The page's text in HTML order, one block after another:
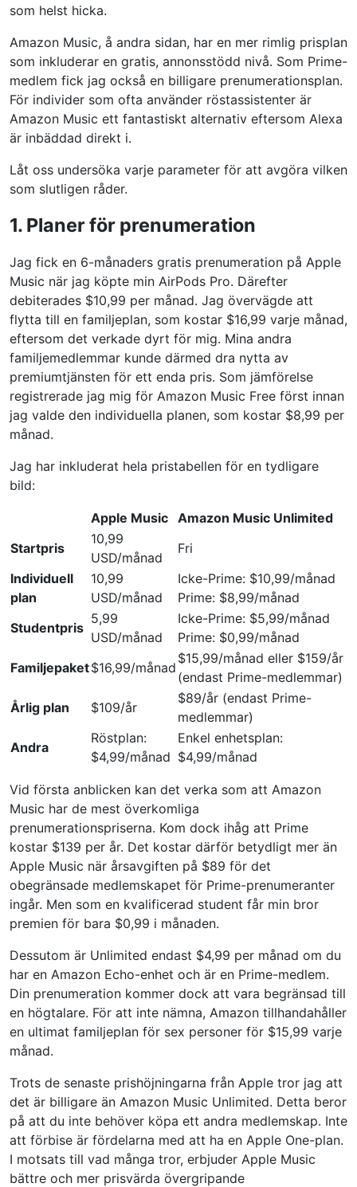
som helst hicka.
Amazon Music, å andra sidan, har en mer rimlig prisplan
som inkluderar en gratis, annonsstödd nivå. Som Prime-
medlem fick jag också en billigare prenumerationsplan.
För individer som ofta använder röstassistenter är
Amazon Music ett fantastiskt alternativ eftersom Alexa
är inbäddad direkt i.
Låt oss undersöka varje parameter för att avgöra vilken
som slutligen råder.
1. Planer för prenumeration
Jag fick en 6-månaders gratis prenumeration på Apple
Music när jag köpte min AirPods Pro. Därefter
debiterades $10,99 per månad. Jag övervägde att
flytta till en familjeplan, som kostar $16,99 varje månad,
eftersom det verkade dyrt för mig. Mina andra
familjemedlemmar kunde därmed dra nytta av
premiumtjänsten för ett enda pris. Som jämförelse
registrerade jag mig för Amazon Music Free först innan
jag valde den individuella planen, som kostar $8,99 per
månad.
Jag har inkluderat hela pristabellen för en tydligare
bild:
Apple Music Amazon Music Unlimited
Startpris
10,99
USD/månad
Fri
Individuell
plan
10,99
USD/månad
Icke-Prime: $10,99/månad
Prime: $8,99/månad
Studentpris
5,99
USD/månad
Icke-Prime: $5,99/månad
Prime: $0,99/månad
Familjepaket$16,99/månad
$15,99/månad eller $159/år
(endast Prime-medlemmar)
Årlig plan
$109/år
$89/år (endast Prime-
medlemmar)
Andra
Röstplan:
$4,99/månad
Enkel enhetsplan:
$4,99/månad
Vid första anblicken kan det verka som att Amazon
Music har de mest överkomliga
prenumerationspriserna. Kom dock ihåg att Prime
kostar $139 per år. Det kostar därför betydligt mer än
Apple Music när årsavgiften på $89 för det
obegränsade medlemskapet för Prime-prenumeranter
ingår. Men som en kvalificerad student får min bror
premien för bara $0,99 i månaden.
Dessutom är Unlimited endast $4,99 per månad om du
har en Amazon Echo-enhet och är en Prime-medlem.
Din prenumeration kommer dock att vara begränsad till
en högtalare. För att inte nämna, Amazon tillhandahåller
en ultimat familjeplan för sex personer för $15,99 varje
månad.
Trots de senaste prishöjningarna från Apple tror jag att
det är billigare än Amazon Music Unlimited. Detta beror
på att du inte behöver köpa ett andra medlemskap. Inte
att förbise är fördelarna med att ha en Apple One-plan.
I motsats till vad många tror, ​​erbjuder Apple Music
bättre och mer prisvärda övergripande